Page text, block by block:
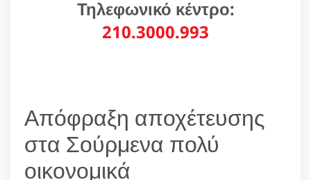
Τηλεφωνικό κέντρο:
210.3000.993
Απόφραξη αποχέτευσης
στα Σούρμενα πολύ
οικονομικά